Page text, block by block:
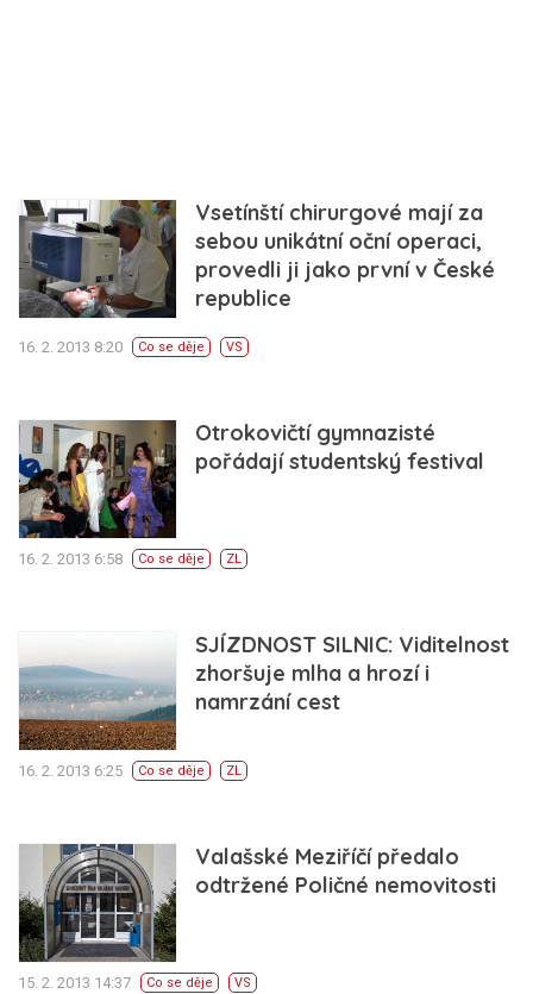
Vsetínští chirurgové mají za
sebou unikátní oční operaci,
provedli ji jako první v České
republice
16. 2. 2013 8:20 Co se děje VS
Otrokovičtí gymnazisté
pořádají studentský festival
16. 2. 2013 6:58 Co se děje ZL
SJÍZDNOST SILNIC: Viditelnost
zhoršuje mlha a hrozí i
namrzání cest
16. 2. 2013 6:25 Co se děje ZL
Valašské Meziříčí předalo
odtržené Poličné nemovitosti
15. 2. 2013 14:37 Co se děje VS